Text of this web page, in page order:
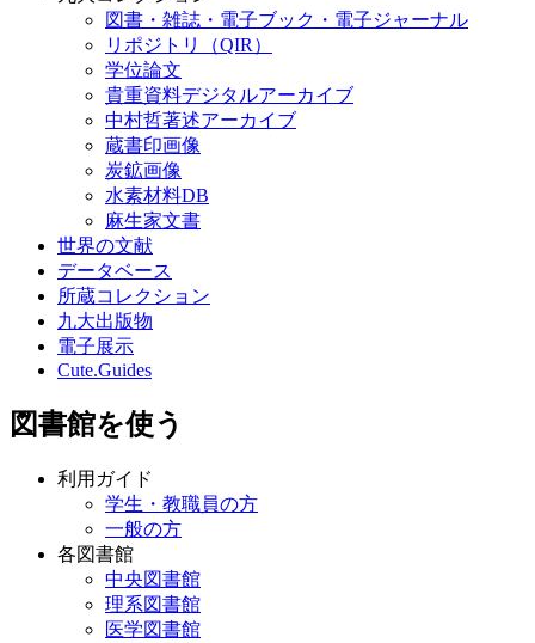
図書・雑誌・電子ブック・電子ジャーナル
リポジトリ（QIR）
学位論文
貴重資料デジタルアーカイブ
中村哲著述アーカイブ
蔵書印画像
炭鉱画像
水素材料DB
麻生家文書
世界の文献
データベース
所蔵コレクション
九大出版物
電子展示
Cute.Guides
図書館を使う
利用ガイド
学生・教職員の方
一般の方
各図書館
中央図書館
理系図書館
医学図書館